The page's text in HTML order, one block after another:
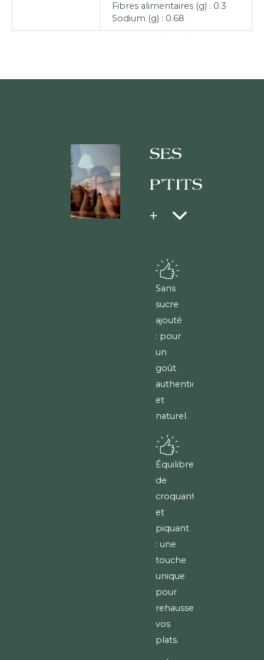
Fibres alimentaires (g) : 0.3
Sodium (g) : 0.68
SES
P'TITS
+
Sans
sucre
ajouté
: pour
un
goût
authentique
et
naturel.
Équilibre
de
croquant
et
piquant
: une
touche
unique
pour
rehausser
vos
plats.